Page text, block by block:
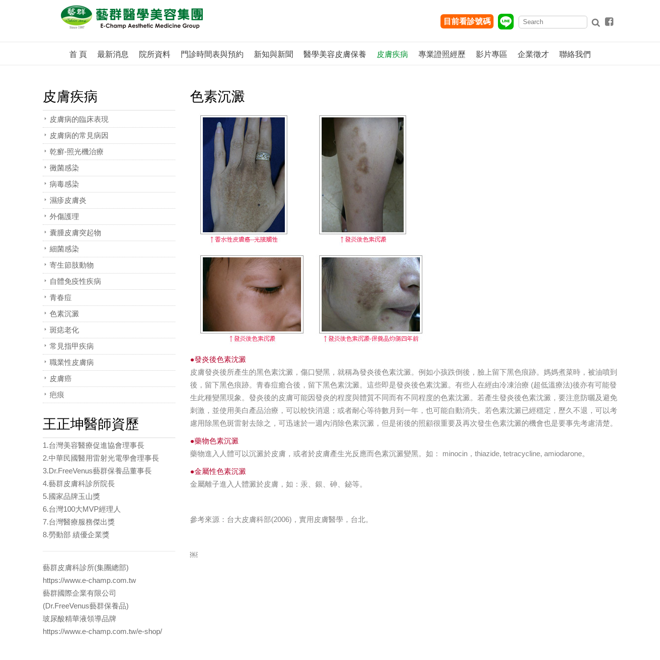
目前看診號碼
首 頁 最新消息 院所資料 門診時間表與預約 新知與新聞 醫學美容皮膚保養 皮膚疾病 專業證照經歷 影片專區 企業徵才 聯絡我們
色素沉澱
●發炎後色素沈澱
皮膚發炎後所產生的黑色素沈澱，傷口變黑，就稱為發炎後色素沈澱。例如小孩跌倒後，臉上留下黑色痕跡。媽媽煮菜時，被油噴到
後，留下黑色痕跡。青春痘癒合後，留下黑色素沈澱。這些即是發炎後色素沈澱。有些人在經由冷凍治療 (超低溫療法)後亦有可能發
生此種變黑現象。發炎後的皮膚可能因發炎的程度與體質不同而有不同程度的色素沈澱。若產生發炎後色素沈澱，要注意防曬及避免
刺激，並使用美白產品治療，可以較快消退；或者耐心等待數月到一年，也可能自動消失。若色素沈澱已經穩定，歷久不退，可以考
慮用除黑色斑雷射去除之，可迅速於一週內消除色素沉澱，但是術後的照顧很重要及再次發生色素沈澱的機會也是要事先考慮清楚。
●藥物色素沉澱
藥物進入人體可以沉澱於皮膚，或者於皮膚產生光反應而色素沉澱變黑。如： minocin，thiazide, tetracycline, amiodarone。
●金屬性色素沉澱
金屬離子進入人體澱於皮膚，如：汞、銀、砷、鉍等。
參考來源：台大皮膚科部(2006)，實用皮膚醫學，台北。
￼
皮膚疾病
皮膚病的臨床表現
皮膚病的常見病因
乾癬-照光機治療
黴菌感染
病毒感染
濕疹皮膚炎
外傷護理
囊腫皮膚突起物
細菌感染
寄生節肢動物
自體免疫性疾病
青春痘
色素沉澱
斑痣老化
常見指甲疾病
職業性皮膚病
皮膚癌
疤痕
王正坤醫師資歷
1.台灣美容醫療促進協會理事長
2.中華民國醫用雷射光電學會理事長
3.Dr.FreeVenus藝群保養品董事長
4.藝群皮膚科診所院長
5.國家品牌玉山獎
6.台灣100大MVP經理人
7.台灣醫療服務傑出獎
8.勞動部 績優企業獎
藝群皮膚科診所(集團總部)
https://www.e-champ.com.tw
藝群國際企業有限公司
(Dr.FreeVenus藝群保養品)
玻尿酸精華液領導品牌
https://www.e-champ.com.tw/e-shop/